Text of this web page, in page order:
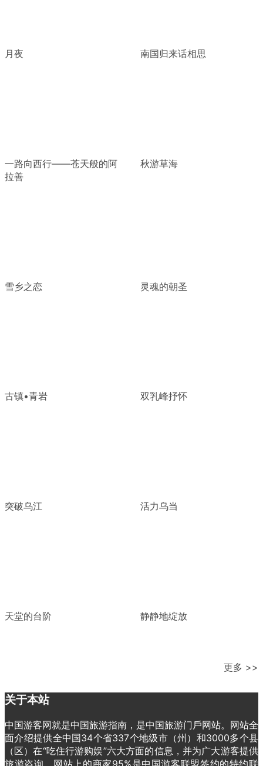
月夜 南国归来话相思
一路向西行——苍天般的阿
拉善
秋游草海
雪乡之恋 灵魂的朝圣
古镇•青岩 双乳峰抒怀
突破乌江 活力乌当
天堂的台阶 静静地绽放
更多 >>
关于本站
中国游客网就是中国旅游指南，是中国旅游门戶网站。网站全
面介绍提供全中国34个省337个地级市（州）和3000多个县
（区）在“吃住行游购娱”六大方面的信息，并为广大游客提供